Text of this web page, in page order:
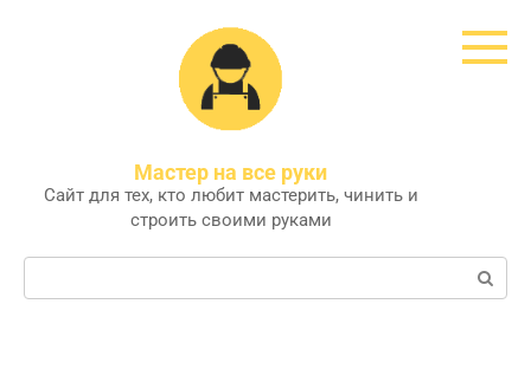
Мастер на все руки
Сайт для тех, кто любит мастерить, чинить и
строить своими руками
Поиск: